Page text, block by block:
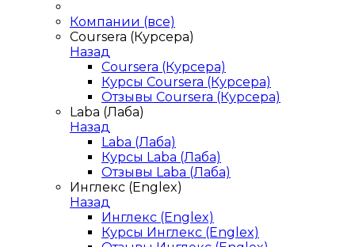
Компании (все)
Coursera (Курсера)
Назад
Coursera (Курсера)
Курсы Coursera (Курсера)
Отзывы Coursera (Курсера)
Laba (Лаба)
Назад
Laba (Лаба)
Курсы Laba (Лаба)
Отзывы Laba (Лаба)
Инглекс (Englex)
Назад
Инглекс (Englex)
Курсы Инглекс (Englex)